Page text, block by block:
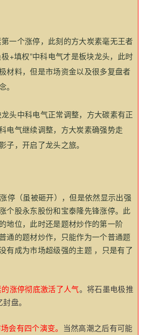
一个涨停，此刻的方大炭素毫无王者
+填权”中科电气才是板块龙头，此时
材料，但是市场资金以及很多复盘者
。
头中科电气正常调整，方大碳素有正
电气继续调整，方大炭素确强势走
子，开启了龙头之旅。
停（虽被砸开），但是依然显示出强
个股永东股份和宝泰隆先锋涨停。此
地位， 此时还是题材炒作的第一阶
通的题材炒作，只能作为一个普通题
有成为市场超级强的主题 ，只是有了
涨停彻底激活了人气。将石墨电极推
盘。
有四个演变。
当然高潮之后有可能